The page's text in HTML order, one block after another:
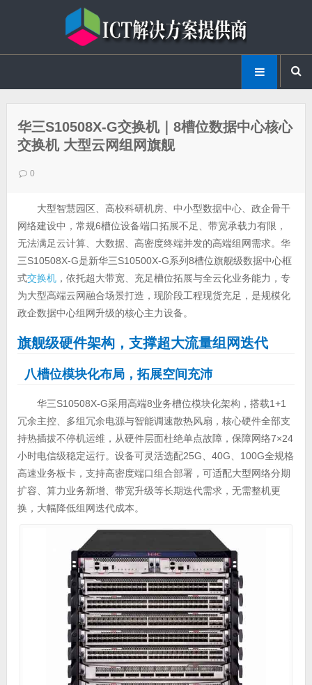
华三S10508X-G交换机｜8槽位数据中心核心
交换机 大型云网组网旗舰
0
大型智慧园区、高校科研机房、中小型数据中心、政企骨干
网络建设中，常规6槽位设备端口拓展不足、带宽承载力有限，
无法满足云计算、大数据、高密度终端并发的高端组网需求。华
三S10508X-G是新华三S10500X-G系列8槽位旗舰级数据中心框
式交换机，依托超大带宽、充足槽位拓展与全云化业务能力，专
为大型高端云网融合场景打造，现阶段工程现货充足，是规模化
政企数据中心组网升级的核心主力设备。
旗舰级硬件架构，支撑超大流量组网迭代
八槽位模块化布局，拓展空间充沛
华三S10508X-G采用高端8业务槽位模块化架构，搭载1+1
冗余主控、多组冗余电源与智能调速散热风扇，核心硬件全部支
持热插拔不停机运维，从硬件层面杜绝单点故障，保障网络7×24
小时电信级稳定运行。设备可灵活选配25G、40G、100G全规格
高速业务板卡，支持高密度端口组合部署，可适配大型网络分期
扩容、算力业务新增、带宽升级等长期迭代需求，无需整机更
换，大幅降低组网迭代成本。